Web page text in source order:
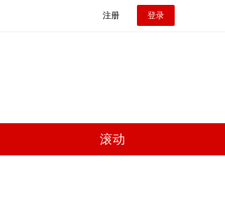
注册 登录
滚动